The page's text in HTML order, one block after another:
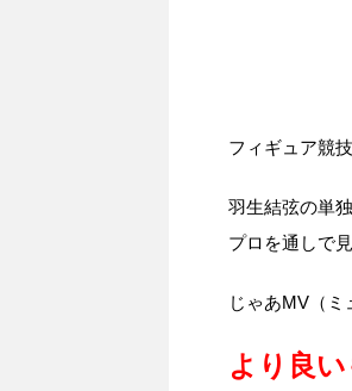
フィギュア競
羽生結弦の単
プロを通しで
じゃあMV（ミ
より良